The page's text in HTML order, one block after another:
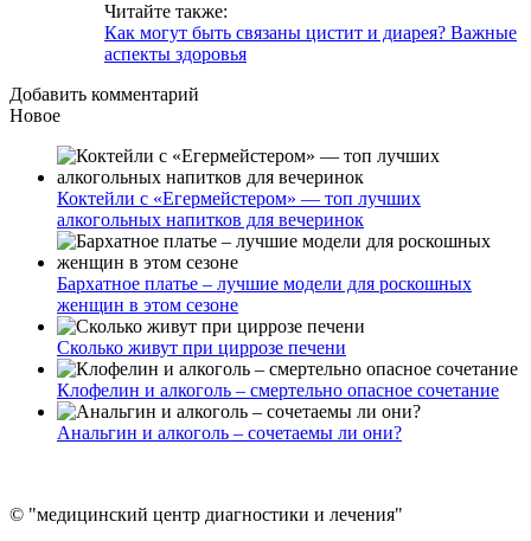
Читайте также:
Как могут быть связаны цистит и диарея? Важные
аспекты здоровья
Добавить комментарий
Новое
Коктейли с «Егермейстером» — топ лучших
алкогольных напитков для вечеринок
Бархатное платье – лучшие модели для роскошных
женщин в этом сезоне
Сколько живут при циррозе печени
Клофелин и алкоголь – смертельно опасное сочетание
Анальгин и алкоголь – сочетаемы ли они?
© "медицинский центр диагностики и лечения"